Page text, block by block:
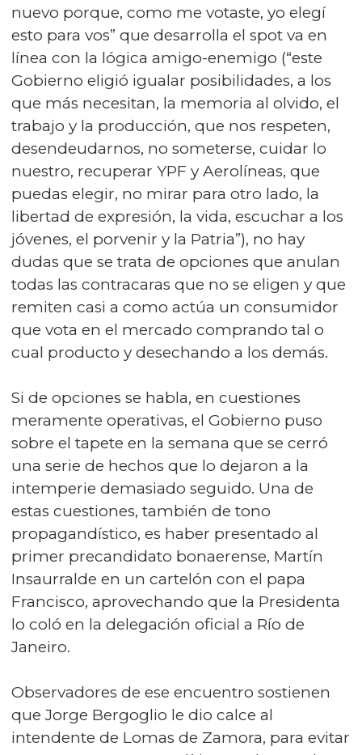
nuevo porque, como me votaste, yo elegí
esto para vos” que desarrolla el spot va en
línea con la lógica amigo-enemigo (“este
Gobierno eligió igualar posibilidades, a los
que más necesitan, la memoria al olvido, el
trabajo y la producción, que nos respeten,
desendeudarnos, no someterse, cuidar lo
nuestro, recuperar YPF y Aerolíneas, que
puedas elegir, no mirar para otro lado, la
libertad de expresión, la vida, escuchar a los
jóvenes, el porvenir y la Patria”), no hay
dudas que se trata de opciones que anulan
todas las contracaras que no se eligen y que
remiten casi a como actúa un consumidor
que vota en el mercado comprando tal o
cual producto y desechando a los demás.
Si de opciones se habla, en cuestiones
meramente operativas, el Gobierno puso
sobre el tapete en la semana que se cerró
una serie de hechos que lo dejaron a la
intemperie demasiado seguido. Una de
estas cuestiones, también de tono
propagandístico, es haber presentado al
primer precandidato bonaerense, Martín
Insaurralde en un cartelón con el papa
Francisco, aprovechando que la Presidenta
lo coló en la delegación oficial a Río de
Janeiro.
Observadores de ese encuentro sostienen
que Jorge Bergoglio le dio calce al
intendente de Lomas de Zamora, para evitar